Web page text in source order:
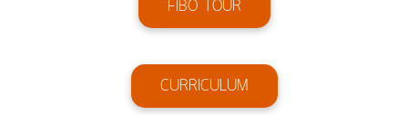
FIBO TOUR
CURRICULUM